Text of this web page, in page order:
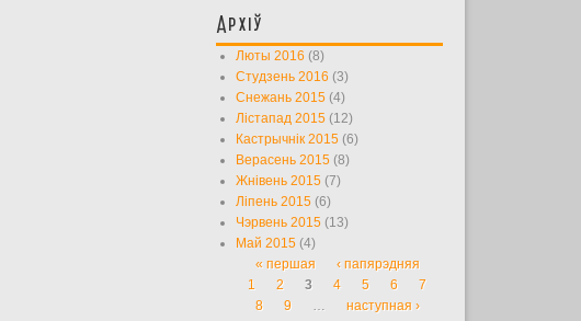
Архіў
Люты 2016 (8)
Студзень 2016 (3)
Снежань 2015 (4)
Лістапад 2015 (12)
Кастрычнік 2015 (6)
Верасень 2015 (8)
Жнівень 2015 (7)
Ліпень 2015 (6)
Чэрвень 2015 (13)
Май 2015 (4)
Старонкі
« першая
‹ папярэдняя
1
2 3 4 5 6
7
8
9 …
наступная ›